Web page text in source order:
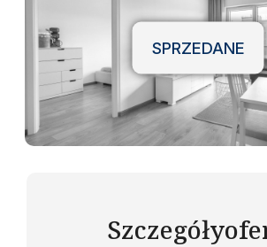
SPRZEDANE
Szczegóły